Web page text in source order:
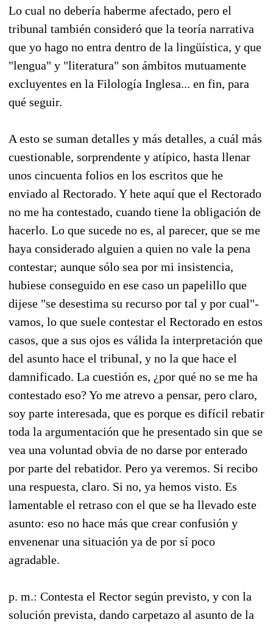
Lo cual no debería haberme afectado, pero el
tribunal también consideró que la teoría narrativa
que yo hago no entra dentro de la lingüística, y que
"lengua" y "literatura" son ámbitos mutuamente
excluyentes en la Filología Inglesa... en fin, para
qué seguir.
A esto se suman detalles y más detalles, a cuál más
cuestionable, sorprendente y atípico, hasta llenar
unos cincuenta folios en los escritos que he
enviado al Rectorado. Y hete aquí que el Rectorado
no me ha contestado, cuando tiene la obligación de
hacerlo. Lo que sucede no es, al parecer, que se me
haya considerado alguien a quien no vale la pena
contestar; aunque sólo sea por mi insistencia,
hubiese conseguido en ese caso un papelillo que
dijese "se desestima su recurso por tal y por cual"­
vamos, lo que suele contestar el Rectorado en estos
casos, que a sus ojos es válida la interpretación que
del asunto hace el tribunal, y no la que hace el
damnificado. La cuestión es, ¿por qué no se me ha
contestado eso? Yo me atrevo a pensar, pero claro,
soy parte interesada, que es porque es difícil rebatir
toda la argumentación que he presentado sin que se
vea una voluntad obvia de no darse por enterado
por parte del rebatidor. Pero ya veremos. Si recibo
una respuesta, claro. Si no, ya hemos visto. Es
lamentable el retraso con el que se ha llevado este
asunto: eso no hace más que crear confusión y
envenenar una situación ya de por sí poco
agradable.
p. m.: Contesta el Rector según previsto, y con la
solución prevista, dando carpetazo al asunto de la